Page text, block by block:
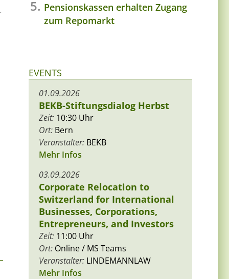
Pensionskassen erhalten Zugang
zum Repomarkt
EVENTS
01.09.2026
BEKB-Stiftungsdialog Herbst
Zeit: 10:30 Uhr
Ort: Bern
Veranstalter: BEKB
Mehr Infos
03.09.2026
Corporate Relocation to
Switzerland for International
Businesses, Corporations,
Entrepreneurs, and Investors
Zeit: 11:00 Uhr
Ort: Online / MS Teams
Veranstalter: LINDEMANNLAW
Mehr Infos